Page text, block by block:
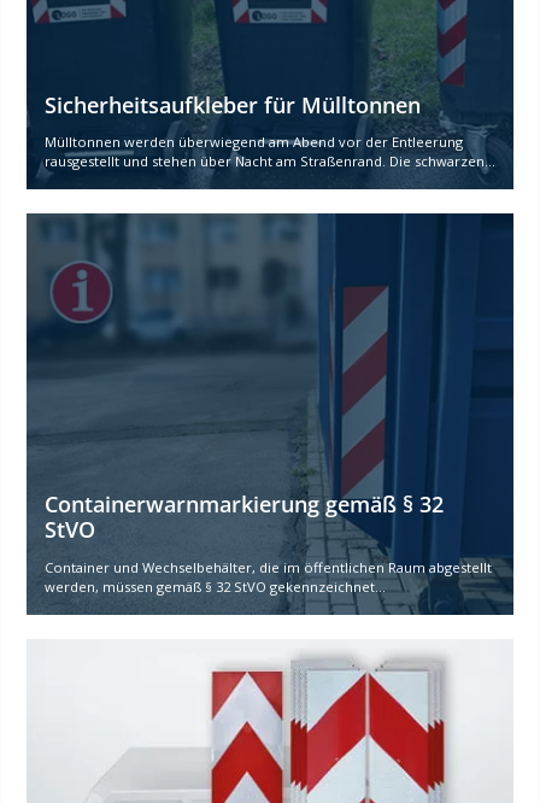
Sicherheitsaufkleber für Mülltonnen
Mülltonnen werden überwiegend am Abend vor der Entleerung
rausgestellt und stehen über Nacht am Straßenrand. Die schwarzen...
Containerwarnmarkierung gemäß § 32
StVO
Container und Wechselbehälter, die im öffentlichen Raum abgestellt
werden, müssen gemäß § 32 StVO gekennzeichnet...